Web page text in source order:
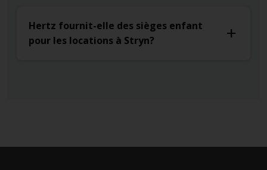
Hertz fournit-elle des sièges enfant
pour les locations à Stryn?